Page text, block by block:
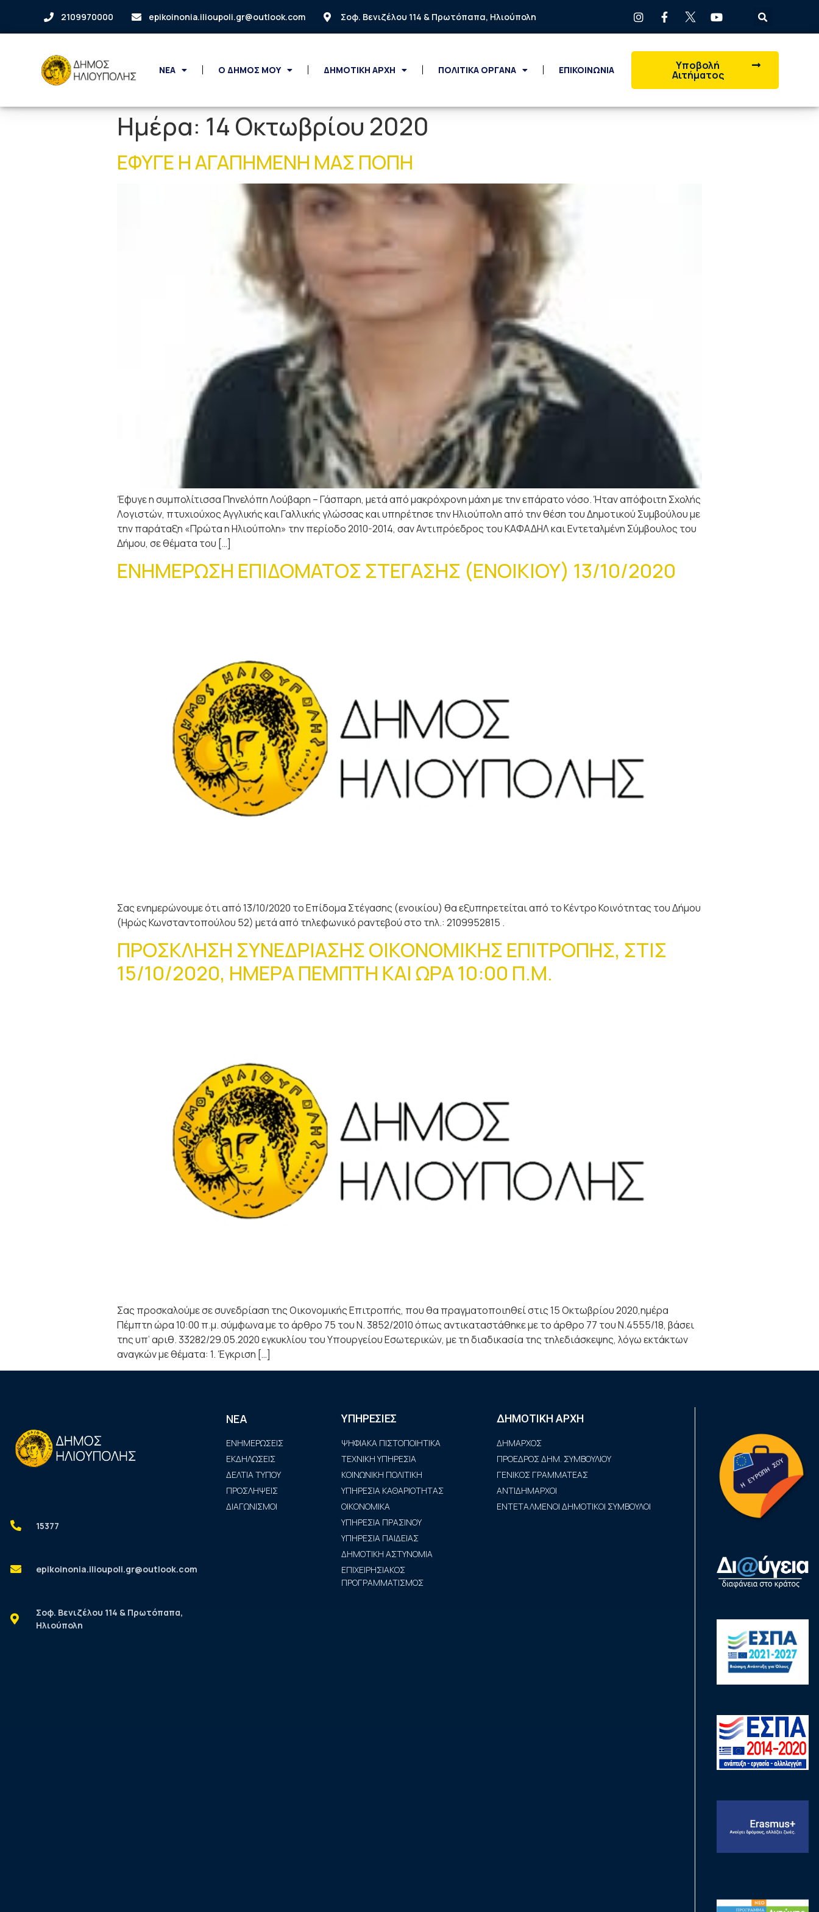
2109970000 epikoinonia.ilioupoli.gr@outlook.com Σοφ. Βενιζέλου 114 & Πρωτόπαπα, Ηλιούπολη
ΝΕΑ Ο ΔΗΜΟΣ ΜΟΥ ΔΗΜΟΤΙΚΗ ΑΡΧΗ ΠΟΛΙΤΙΚΑ ΟΡΓΑΝΑ ΕΠΙΚΟΙΝΩΝΙΑ Υποβολή
Αιτήματος
Ημέρα: 14 Οκτωβρίου 2020
ΕΦΥΓΕ Η ΑΓΑΠΗΜΕΝΗ ΜΑΣ ΠΟΠΗ
Έφυγε η συμπολίτισσα Πηνελόπη Λούβαρη – Γάσπαρη, μετά από μακρόχρονη μάχη με την επάρατο νόσο. Ήταν απόφοιτη Σχολής
Λογιστών, πτυχιούχος Αγγλικής και Γαλλικής γλώσσας και υπηρέτησε την Ηλιούπολη από την θέση του Δημοτικού Συμβούλου με
την παράταξη «Πρώτα η Ηλιούπολη» την περίοδο 2010-2014, σαν Αντιπρόεδρος του ΚΑΦΑΔΗΛ και Εντεταλμένη Σύμβουλος του
Δήμου, σε θέματα του […]
ΕΝΗΜΕΡΩΣΗ ΕΠΙΔΟΜΑΤΟΣ ΣΤΕΓΑΣΗΣ (ΕΝΟΙΚΙΟΥ) 13/10/2020
Σας ενημερώνουμε ότι από 13/10/2020 το Επίδομα Στέγασης (ενοικίου) θα εξυπηρετείται από το Κέντρο Κοινότητας του Δήμου
(Ηρώς Κωνσταντοπούλου 52) μετά από τηλεφωνικό ραντεβού στο τηλ.: 2109952815 .
ΠΡΟΣΚΛΗΣΗ ΣΥΝΕΔΡΙΑΣΗΣ ΟΙΚΟΝΟΜΙΚΗΣ ΕΠΙΤΡΟΠΗΣ, ΣΤΙΣ
15/10/2020, ΗΜΕΡΑ ΠΕΜΠΤΗ ΚΑΙ ΩΡΑ 10:00 Π.Μ.
Σας προσκαλούμε σε συνεδρίαση της Οικονομικής Επιτροπής, που θα πραγματοποιηθεί στις 15 Οκτωβρίου 2020,ημέρα
Πέμπτη ώρα 10:00 π.μ. σύμφωνα με τo άρθρο 75 του Ν. 3852/2010 όπως αντικαταστάθηκε με το άρθρο 77 του Ν.4555/18, βάσει
της υπ’ αριθ. 33282/29.05.2020 εγκυκλίου του Υπουργείου Εσωτερικών, με τη διαδικασία της τηλεδιάσκεψης, λόγω εκτάκτων
αναγκών με θέματα: 1. Έγκριση […]
15377
epikoinonia.ilioupoli.gr@outlook.com
Σοφ. Βενιζέλου 114 & Πρωτόπαπα,
Ηλιούπολη
ΝΕΑ
ΕΝΗΜΕΡΩΣΕΙΣ
ΕΚΔΗΛΩΣΕΙΣ
ΔΕΛΤΙΑ ΤΥΠΟΥ
ΠΡΟΣΛΗΨΕΙΣ
ΔΙΑΓΩΝΙΣΜΟΙ
ΥΠΗΡΕΣΙΕΣ
ΨΗΦΙΑΚΑ ΠΙΣΤΟΠΟΙΗΤΙΚΑ
ΤΕΧΝΙΚΗ ΥΠΗΡΕΣΙΑ
ΚΟΙΝΩΝΙΚΗ ΠΟΛΙΤΙΚΗ
ΥΠΗΡΕΣΙΑ ΚΑΘΑΡΙΟΤΗΤΑΣ
ΟΙΚΟΝΟΜΙΚΑ
ΥΠΗΡΕΣΙΑ ΠΡΑΣΙΝΟΥ
ΥΠΗΡΕΣΙΑ ΠΑΙΔΕΙΑΣ
ΔΗΜΟΤΙΚΗ ΑΣΤΥΝΟΜΙΑ
ΕΠΙΧΕΙΡΗΣΙΑΚΟΣ
ΠΡΟΓΡΑΜΜΑΤΙΣΜΟΣ
ΔΗΜΟΤΙΚΗ ΑΡΧΗ
ΔΗΜΑΡΧΟΣ
ΠΡΟΕΔΡΟΣ ΔΗΜ. ΣΥΜΒΟΥΛΙΟΥ
ΓΕΝΙΚΟΣ ΓΡΑΜΜΑΤΕΑΣ
ΑΝΤΙΔΗΜΑΡΧΟΙ
ΕΝΤΕΤΑΛΜΕΝΟΙ ΔΗΜΟΤΙΚΟΙ ΣΥΜΒΟΥΛΟΙ